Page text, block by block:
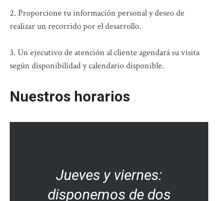
2. Proporcione tu información personal y deseo de
realizar un recorrido por el desarrollo.
3. Un ejecutivo de atención al cliente agendará su visita
según disponibilidad y calendario disponible.
Nuestros horarios
Jueves y viernes:
disponemos de dos